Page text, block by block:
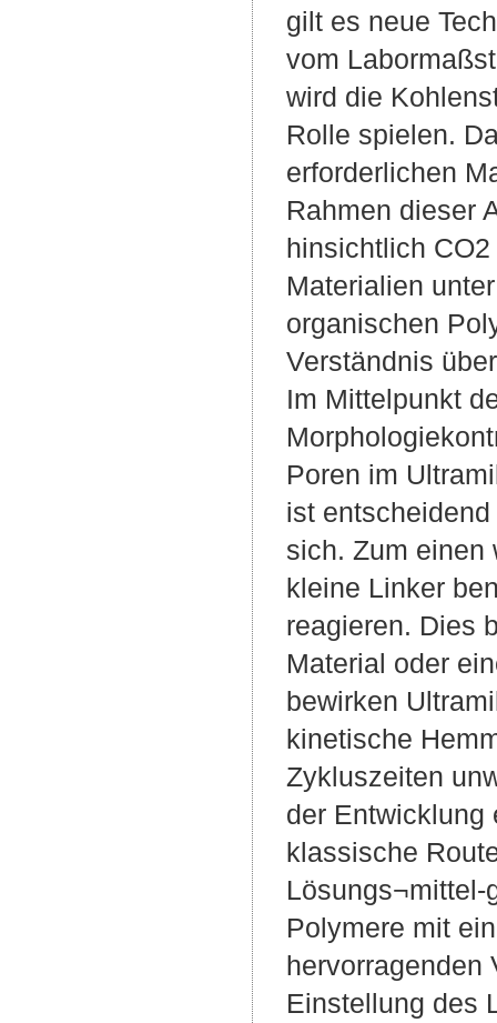
gilt es neue
vom
wird die
Rolle spielen.
erforderlichen
Rahmen dieser
hinsichtlich
Materialien
organischen
Verständnis
Im Mittelpunkt
Poren im
ist
sich. Zum einen
kleine Linker
reagieren. Dies
Material oder
bewirken
kinetische
Zykluszeiten
der Entwicklung
klassische
Lösungs¬mittel-
Polymere mit
hervorragenden
Einstellung des